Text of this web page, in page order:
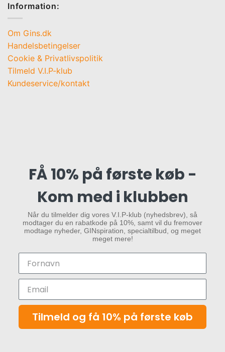
Information:
Om Gins.dk
Handelsbetingelser
Cookie & Privatlivspolitik
Tilmeld V.I.P-klub
Kundeservice/kontakt
FÅ 10% på første køb -
Kom med i klubben
Når du tilmelder dig vores V.I.P-klub (nyhedsbrev), så
modtager du en rabatkode på 10%, samt vil du fremover
modtage nyheder, GINspiration, specialtilbud, og meget
meget mere!
Tilmeld og få 10% på første køb